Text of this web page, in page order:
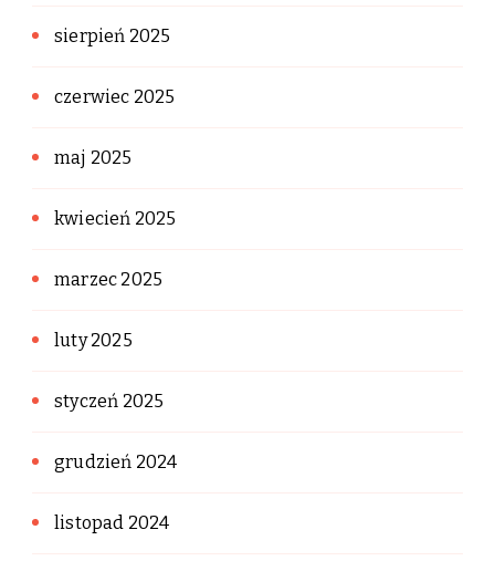
sierpień 2025
czerwiec 2025
maj 2025
kwiecień 2025
marzec 2025
luty 2025
styczeń 2025
grudzień 2024
listopad 2024